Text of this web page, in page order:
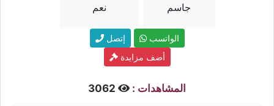
نعم
جاسم
إتصل
الواتسب
أضف مزايدة
المشاهدات :